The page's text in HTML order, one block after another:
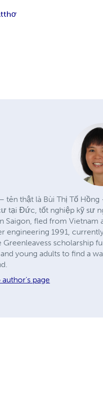
thơ
tên thật là Bùi Thị Tố
tại Đức, tốt nghiệp kỹ sư
Saigon, fled from Vietnam
engineering 1991,
Greenleavess scholarship
young adults to find a
page